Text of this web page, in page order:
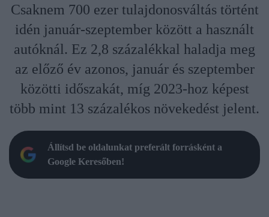
Csaknem 700 ezer tulajdonosváltás történt
idén január-szeptember között a használt
autóknál. Ez 2,8 százalékkal haladja meg
az előző év azonos, január és szeptember
közötti időszakát, míg 2023-hoz képest
több mint 13 százalékos növekedést jelent.
Állítsd be oldalunkat preferált forrásként a
Google Keresőben!